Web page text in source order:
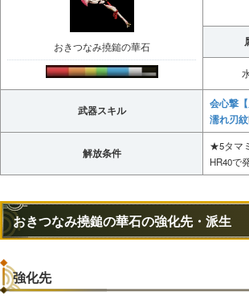
おきつなみ撓鎚の華石
武器スキル
会心撃【
濡れ刃紋
解放条件
★5タマ
HR40で
おきつなみ撓鎚の華石の強化先・派生
強化先